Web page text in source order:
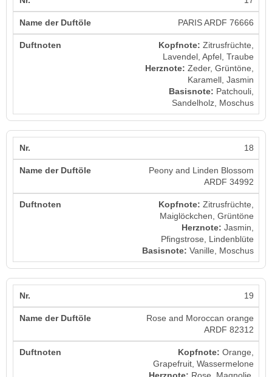
PARIS ARDF 76666
Kopfnote: Zitrusfrüchte,
Lavendel, Apfel, Traube
Herznote: Zeder, Grüntöne,
Karamell, Jasmin
Basisnote: Patchouli,
Sandelholz, Moschus
18
Peony and Linden Blossom
ARDF 34992
Kopfnote: Zitrusfrüchte,
Maiglöckchen, Grüntöne
Herznote: Jasmin,
Pfingstrose, Lindenblüte
Basisnote: Vanille, Moschus
19
Rose and Moroccan orange
ARDF 82312
Kopfnote: Orange,
Grapefruit, Wassermelone
Herznote: Rose, Magnolie,